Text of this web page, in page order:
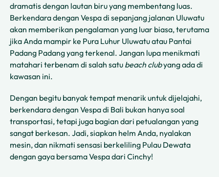
dramatis dengan lautan biru yang membentang luas.
Berkendara dengan Vespa di sepanjang jalanan Uluwatu
akan memberikan pengalaman yang luar biasa, terutama
jika Anda mampir ke Pura Luhur Uluwatu atau Pantai
Padang Padang yang terkenal. Jangan lupa menikmati
matahari terbenam di salah satu beach clubyang ada di
kawasan ini.
Dengan begitu banyak tempat menarik untuk dijelajahi,
berkendara dengan Vespa di Bali bukan hanya soal
transportasi, tetapi juga bagian dari petualangan yang
sangat berkesan. Jadi, siapkan helm Anda, nyalakan
mesin, dan nikmati sensasi berkeliling Pulau Dewata
dengan gaya bersama Vespa dari Cinchy!